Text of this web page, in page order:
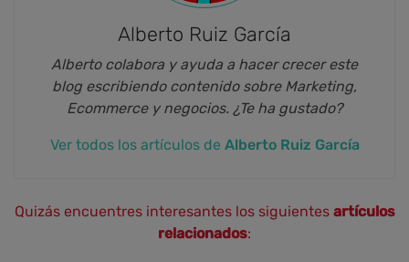
Alberto Ruiz García
Alberto colabora y ayuda a hacer crecer este
blog escribiendo contenido sobre Marketing,
Ecommerce y negocios. ¿Te ha gustado?
Ver todos los artículos de Alberto Ruiz García
Quizás encuentres interesantes los siguientes artículos
relacionados: